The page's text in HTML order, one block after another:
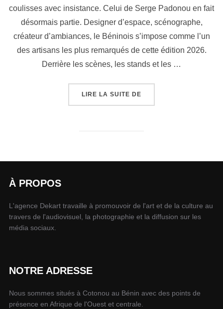
coulisses avec insistance. Celui de Serge Padonou en fait
désormais partie. Designer d’espace, scénographe,
créateur d’ambiances, le Béninois s’impose comme l’un
des artisans les plus remarqués de cette édition 2026.
Derrière les scènes, les stands et les …
LIRE LA SUITE DE
À PROPOS
L'agence Dekart travaille à promouvoir de l'art et de la culture au
travers de l'audiovisuel, la photographie et la diffusion sur les
média sociaux.
NOTRE ADRESSE
Nous sommes situés à Cotonou au Bénin avec des points de
présence en Afrique de l'Ouest et centrale.